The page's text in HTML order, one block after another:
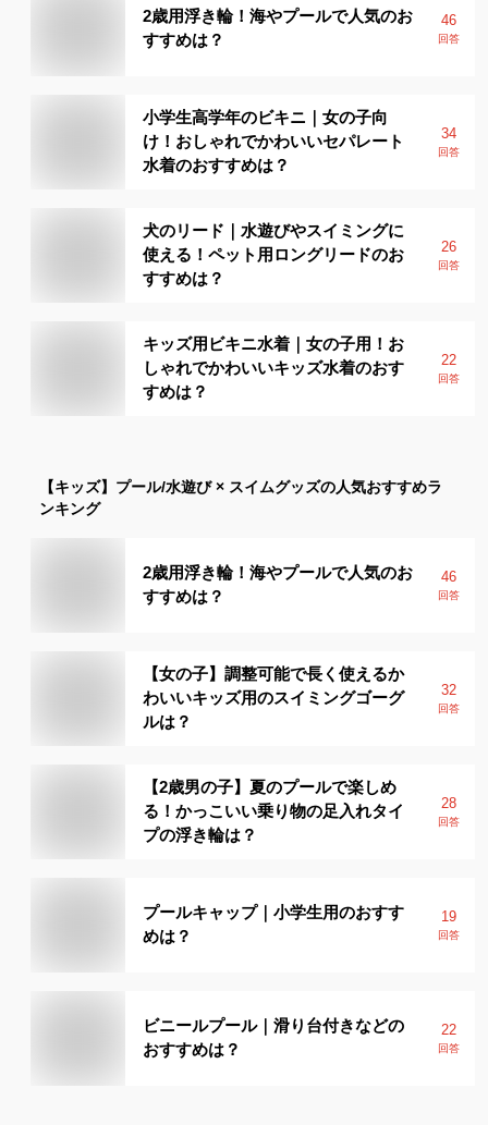
2歳用浮き輪！海やプールで人気のお
すすめは？
46
回答
小学生高学年のビキニ｜女の子向
け！おしゃれでかわいいセパレート
水着のおすすめは？
34
回答
犬のリード｜水遊びやスイミングに
使える！ペット用ロングリードのお
すすめは？
26
回答
キッズ用ビキニ水着｜女の子用！お
しゃれでかわいいキッズ水着のおす
すめは？
22
回答
【キッズ】 プール/水遊び × スイムグッズの人気おすすめラ
ンキング
2歳用浮き輪！海やプールで人気のお
すすめは？
46
回答
【女の子】調整可能で長く使えるか
わいいキッズ用のスイミングゴーグ
ルは？
32
回答
【2歳男の子】夏のプールで楽しめ
る！かっこいい乗り物の足入れタイ
プの浮き輪は？
28
回答
プールキャップ｜小学生用のおすす
めは？
19
回答
ビニールプール｜滑り台付きなどの
おすすめは？
22
回答